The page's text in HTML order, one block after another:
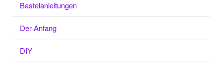
Bastelanleitungen
Der Anfang
DIY